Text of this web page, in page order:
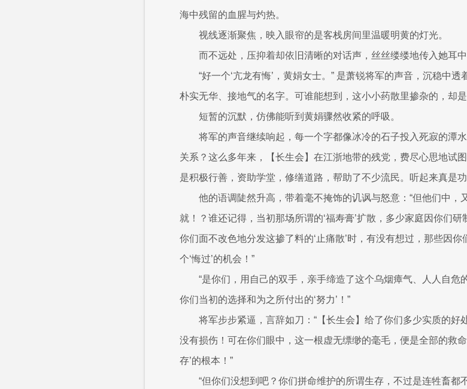
海中残留的血腥与灼热。
视线逐渐聚焦，映入眼帘的是客栈房间里温暖明黄的灯光。
而不远处，压抑着却依旧清晰的对话声，丝丝缕缕地传入她耳中
“好一个‘亢龙有悔’，黄娟女士。” 是萧锐将军的声音，沉稳中
朴实无华、接地气的名字。可谁能想到，这小小药散里掺杂的，却
短暂的沉默，仿佛能听到黄娟骤然收紧的呼吸。
将军的声音继续响起，每一个字都像冰冷的石子投入死寂的潭
关系？这么多年来，【长生会】在江浙地带的残党，费尽心思地试
是积极行善，资助学堂，修缮道路，帮助了不少流民。听起来真是
他的语调陡然升高，带着毫不掩饰的讥讽与怒意：“但他们中，
就！？谁还记得，当初那场所谓的‘福寿膏’扩散，多少家庭因你们研
你们面不改色地分发这掺了料的‘止痛散’时，有没有想过，那些因
个‘悔过’的机会！”
“是你们，用自己的双手，亲手缔造了这个乌烟瘴气、人人自危
你们当初的选择和为之所付出的‘努力’！”
将军步步紧逼，言辞如刀：“【长生会】给了你们多少实质的好
没有损伤！可在你们眼中，这一根虚无缥缈的毫毛，便是全部的救
存’的根本！”
“但你们没想到吧？你们拼命维护的所谓生存，不过是连牲畜都